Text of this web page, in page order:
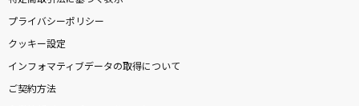
プライバシーポリシー
クッキー設定
インフォマティブデータの取得について
ご契約方法